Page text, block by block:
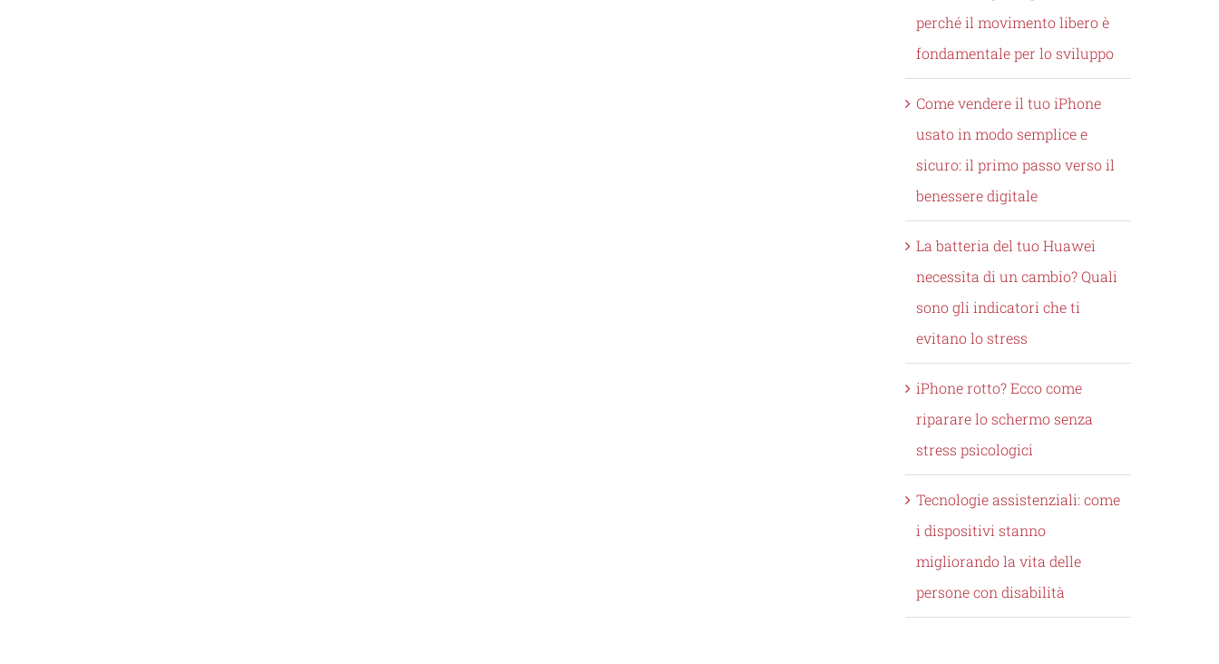
perché il movimento libero è
fondamentale per lo sviluppo
Come vendere il tuo iPhone
usato in modo semplice e
sicuro: il primo passo verso il
benessere digitale
La batteria del tuo Huawei
necessita di un cambio? Quali
sono gli indicatori che ti
evitano lo stress
iPhone rotto? Ecco come
riparare lo schermo senza
stress psicologici
Tecnologie assistenziali: come
i dispositivi stanno
migliorando la vita delle
persone con disabilità